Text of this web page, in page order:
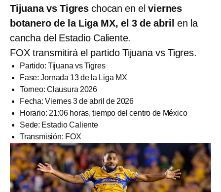
Tijuana vs Tigreschocan en elviernes
botanero de la Liga MX, el 3 de abril en la
cancha del Estadio Caliente.
FOX transmitirá el partido Tijuana vs Tigres.
Partido: Tijuana vs Tigres
Fase: Jornada 13 de la Liga MX
Torneo: Clausura 2026
Fecha: Viernes 3 de abril de 2026
Horario: 21:06 horas, tiempo del centro de México
Sede: Estadio Caliente
Transmisión: FOX